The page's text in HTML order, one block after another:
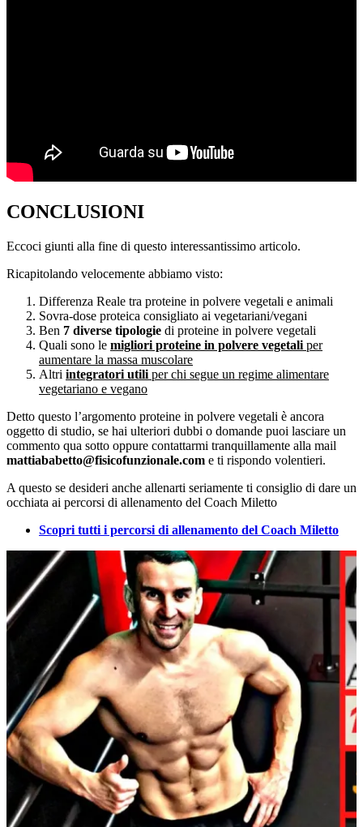
CONCLUSIONI
Eccoci giunti alla fine di questo interessantissimo articolo.
Ricapitolando velocemente abbiamo visto:
Differenza Reale tra proteine in polvere vegetali e animali
Sovra-dose proteica consigliato ai vegetariani/vegani
Ben 7 diverse tipologie di proteine in polvere vegetali
Quali sono le migliori proteine in polvere vegetali per
aumentare la massa muscolare
Altri integratori utili per chi segue un regime alimentare
vegetariano e vegano
Detto questo l’argomento proteine in polvere vegetali è ancora
oggetto di studio, se hai ulteriori dubbi o domande puoi lasciare un
commento qua sotto oppure contattarmi tranquillamente alla mail
mattiababetto@fisicofunzionale.com e ti rispondo volentieri.
A questo se desideri anche allenarti seriamente ti consiglio di dare un
occhiata ai percorsi di allenamento del Coach Miletto
Scopri tutti i percorsi di allenamento del Coach Miletto